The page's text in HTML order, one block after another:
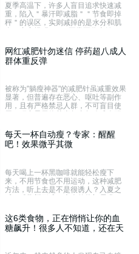
夏季高温下，许多人盲目追求快速减
重，陷入＂暴汗即减脂＂＂节食即掉
秤＂的误区，实则减掉的是水分和肌
肉。专家提醒，BMI正常不代表健
学减重应拒绝极端节食，注重增肌，
结合体脂率、腰围、肌肉量等多重指
标综合判断，避免健康透支。
网红减肥针勿迷信 停药超八成人
群体重反弹
被称为"躺瘦神器"的减肥针虽减重效果
显著，但普遍存在恶心、呕吐等副作
用，且有严格禁忌人群，不可盲目使
伤。专家提醒，减重没有一劳永逸的
捷径，药物仅是辅助，科学饮食与规
律运动才是维持健康体重的根本。
每天一杯自动瘦？专家：醒醒
吧！效果微乎其微
每天喝上一杯黑咖啡就能轻松瘦下
来，不用节食也不用运动，这种减肥
方法，听上去是不是很诱人？入夏之
后，减脂塑形成了大众的热门需求，
捧，不少网红咖啡成为带货新宠，销
量可观。喝黑咖啡减肥，真有效吗？
这6类食物，正在悄悄让你的血
糖飙升！很多人不知道，还在天